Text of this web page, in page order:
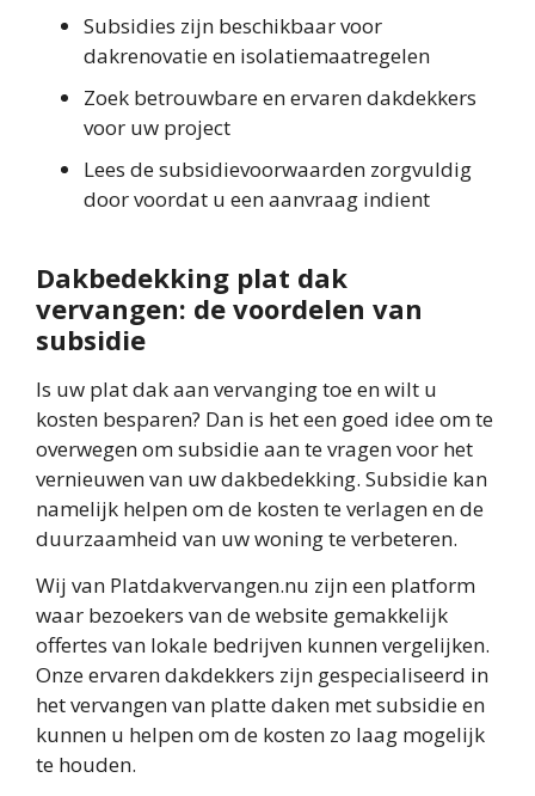
Subsidies zijn beschikbaar voor
dakrenovatie en isolatiemaatregelen
Zoek betrouwbare en ervaren dakdekkers
voor uw project
Lees de subsidievoorwaarden zorgvuldig
door voordat u een aanvraag indient
Dakbedekking plat dak
vervangen: de voordelen van
subsidie
Is uw plat dak aan vervanging toe en wilt u
kosten besparen? Dan is het een goed idee om te
overwegen om subsidie aan te vragen voor het
vernieuwen van uw dakbedekking. Subsidie kan
namelijk helpen om de kosten te verlagen en de
duurzaamheid van uw woning te verbeteren.
Wij van Platdakvervangen.nu zijn een platform
waar bezoekers van de website gemakkelijk
offertes van lokale bedrijven kunnen vergelijken.
Onze ervaren dakdekkers zijn gespecialiseerd in
het vervangen van platte daken met subsidie en
kunnen u helpen om de kosten zo laag mogelijk
te houden.